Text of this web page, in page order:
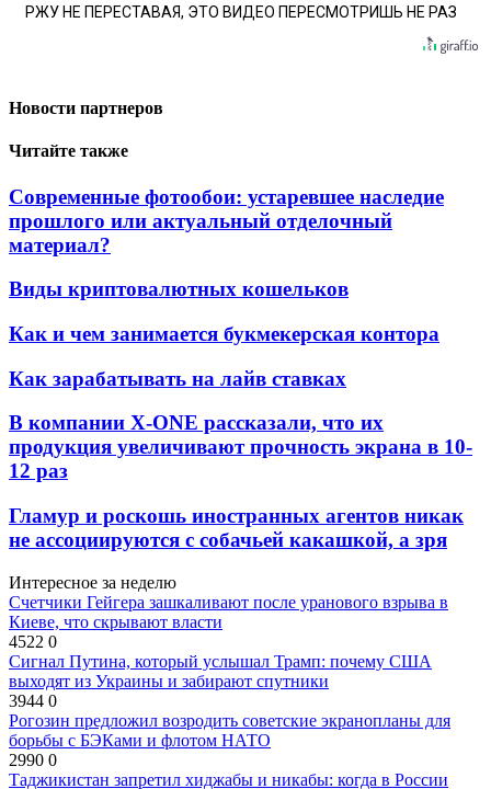
РЖУ НЕ ПЕРЕСТАВАЯ, ЭТО ВИДЕО ПЕРЕСМОТРИШЬ НЕ РАЗ
Новости партнеров
Читайте также
Современные фотообои: устаревшее наследие
прошлого или актуальный отделочный
материал?
Виды криптовалютных кошельков
Как и чем занимается букмекерская контора
Как зарабатывать на лайв ставках
В компании X-ONE рассказали, что их
продукция увеличивают прочность экрана в 10-
12 раз
Гламур и роскошь иностранных агентов никак
не ассоциируются с собачьей какашкой, а зря
Интересное за неделю
Счетчики Гейгера зашкаливают после уранового взрыва в
Киеве, что скрывают власти
4522 0
Сигнал Путина, который услышал Трамп: почему США
выходят из Украины и забирают спутники
3944 0
Рогозин предложил возродить советские экранопланы для
борьбы с БЭКами и флотом НАТО
2990 0
Таджикистан запретил хиджабы и никабы: когда в России